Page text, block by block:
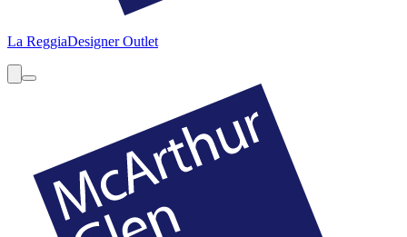
La ReggiaDesigner Outlet